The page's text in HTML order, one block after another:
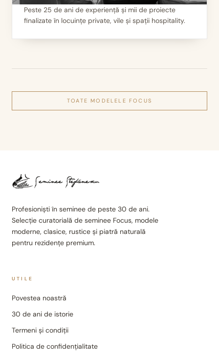
III
Peste 25 de ani de experiență și mii de proiecte
finalizate în locuințe private, vile și spații hospitality.
TOATE MODELELE FOCUS
Profesioniști în seminee de peste 30 de ani.
Selecție curatorială de seminee Focus, modele
moderne, clasice, rustice și piatră naturală
pentru rezidențe premium.
UTILE
Povestea noastră
30 de ani de istorie
Termeni și condiții
Politica de confidențialitate